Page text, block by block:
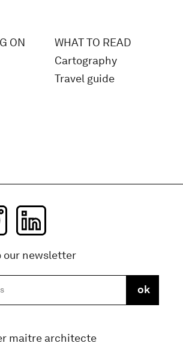
ON
WHAT TO READ
Cartography
Travel guide
our newsletter
maitre architecte